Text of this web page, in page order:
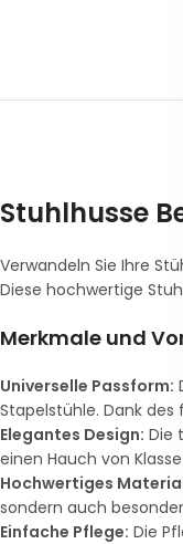
Stuhlhusse
Verwandeln Sie Ihre
Diese hochwertige
Merkmale und
Universelle Passform:
Stapelstühle. Dank des
Elegantes Design: Die
einen Hauch von
Hochwertiges
sondern auch
Einfache Pflege: Die